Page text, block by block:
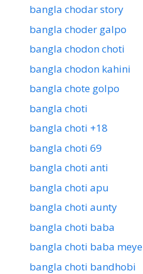
bangla chodar story
bangla choder galpo
bangla chodon choti
bangla chodon kahini
bangla chote golpo
bangla choti
bangla choti +18
bangla choti 69
bangla choti anti
bangla choti apu
bangla choti aunty
bangla choti baba
bangla choti baba meye
bangla choti bandhobi